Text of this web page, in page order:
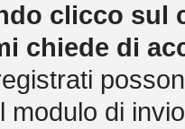
clicco sul
chiede di
modulo di